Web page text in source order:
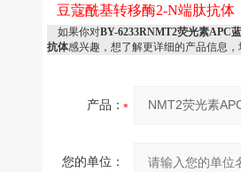
豆蔻酰基转移酶2-N端肽抗体
如果你对BY-6233RNMT2荧光素APC
抗体感兴趣，想了解更详细的产品信息
产品：
您的单位：